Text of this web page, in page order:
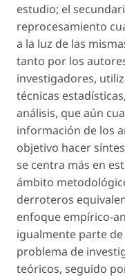
estudio; el
reprocesamiento
a la luz de las
tanto por los
investigadores,
técnicas
análisis, que aún
información de los
objetivo hacer
se centra más en
ámbito
derroteros
enfoque empírico-
igualmente parte
problema de
teóricos, seguido